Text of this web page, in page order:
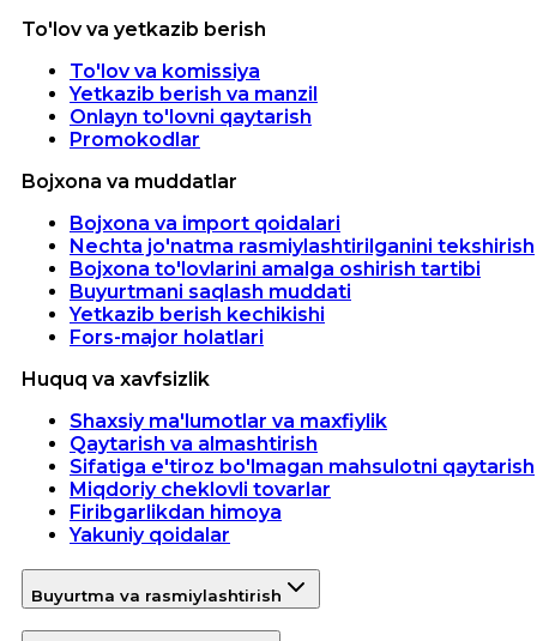
To'lov va yetkazib berish
To'lov va komissiya
Yetkazib berish va manzil
Onlayn to'lovni qaytarish
Promokodlar
Bojxona va muddatlar
Bojxona va import qoidalari
Nechta jo'natma rasmiylashtirilganini tekshirish
Bojxona to'lovlarini amalga oshirish tartibi
Buyurtmani saqlash muddati
Yetkazib berish kechikishi
Fors-major holatlari
Huquq va xavfsizlik
Shaxsiy ma'lumotlar va maxfiylik
Qaytarish va almashtirish
Sifatiga e'tiroz bo'lmagan mahsulotni qaytarish
Miqdoriy cheklovli tovarlar
Firibgarlikdan himoya
Yakuniy qoidalar
Buyurtma va rasmiylashtirish